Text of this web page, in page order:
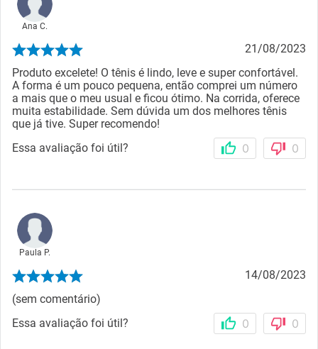
Ana C.
21/08/2023
Produto excelete! O tênis é lindo, leve e super confortável.
A forma é um pouco pequena, então comprei um número
a mais que o meu usual e ficou ótimo. Na corrida, oferece
muita estabilidade. Sem dúvida um dos melhores tênis
que já tive. Super recomendo!
Essa avaliação foi útil?
0 0
Paula P.
14/08/2023
(sem comentário)
Essa avaliação foi útil?
0 0